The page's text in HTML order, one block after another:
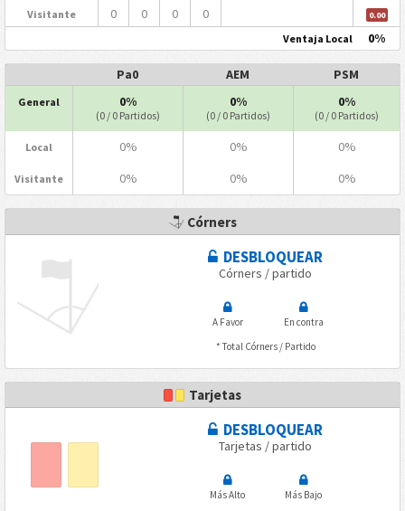
Visitante 0 0 0 0 0.00
Ventaja Local 0%
Pa0 AEM PSM
General 0%
(0 / 0 Partidos)
0%
(0 / 0 Partidos)
0%
(0 / 0 Partidos)
Local 0% 0% 0%
Visitante 0% 0% 0%
Córners
DESBLOQUEAR
Córners / partido
A Favor
En contra
* Total Córners / Partido
Tarjetas
DESBLOQUEAR
Tarjetas / partido
Más Alto
Más Bajo